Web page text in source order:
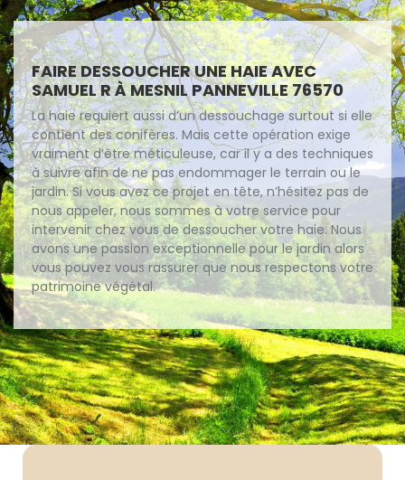
FAIRE DESSOUCHER UNE HAIE AVEC
SAMUEL R À MESNIL PANNEVILLE 76570
La haie requiert aussi d’un dessouchage surtout si elle
contient des conifères. Mais cette opération exige
vraiment d’être méticuleuse, car il y a des techniques
à suivre afin de ne pas endommager le terrain ou le
jardin. Si vous avez ce projet en tête, n’hésitez pas de
nous appeler, nous sommes à votre service pour
intervenir chez vous de dessoucher votre haie. Nous
avons une passion exceptionnelle pour le jardin alors
vous pouvez vous rassurer que nous respectons votre
patrimoine végétal.